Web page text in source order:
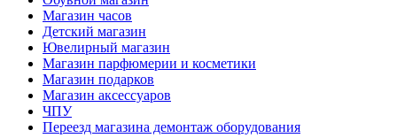
Магазин часов
Детский магазин
Ювелирный магазин
Магазин парфюмерии и косметики
Магазин подарков
Магазин аксессуаров
ЧПУ
Переезд магазина демонтаж оборудования